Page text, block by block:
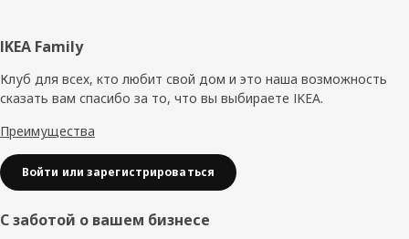
Нижний
колонтитул
IKEA Family
Клуб для всех, кто любит свой дом и это наша возможность
сказать вам спасибо за то, что вы выбираете IKEA.
Преимущества
Войти или зарегистрироваться
С заботой о вашем бизнесе